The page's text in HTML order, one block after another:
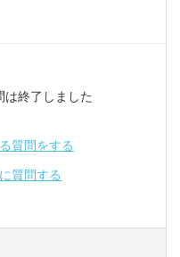
は終了しました
質問をする
質問する